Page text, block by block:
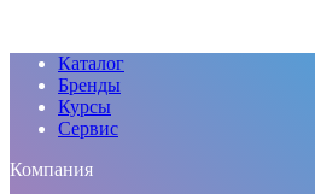
Каталог
Бренды
Курсы
Сервис
Компания